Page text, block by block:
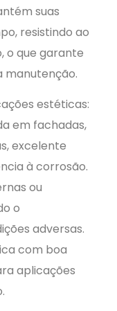
suas
resistindo ao
o que garante
manutenção.
estéticas:
em fachadas,
excelente
à corrosão.
ou
o
adversas.
com boa
aplicações